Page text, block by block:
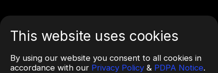
This website uses cookies
By using our website you consent to all cookies in
accordance with our Privacy Policy & PDPA Notice.